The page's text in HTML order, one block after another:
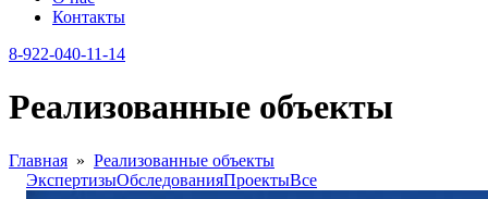
Контакты
8-922-040-11-14
Реализованные объекты
Главная » Реализованные объекты
ЭкспертизыОбследованияПроектыВсе